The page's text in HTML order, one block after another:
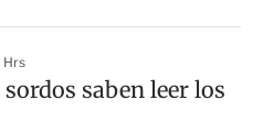
Hrs
saben leer los